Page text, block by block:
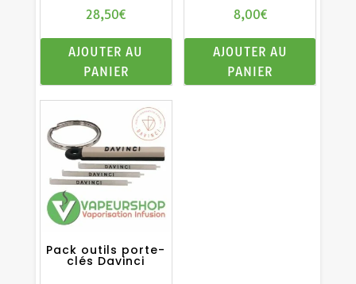
28,50€
AJOUTER AU
PANIER
8,00€
AJOUTER AU
PANIER
Pack outils porte-
clés Davinci